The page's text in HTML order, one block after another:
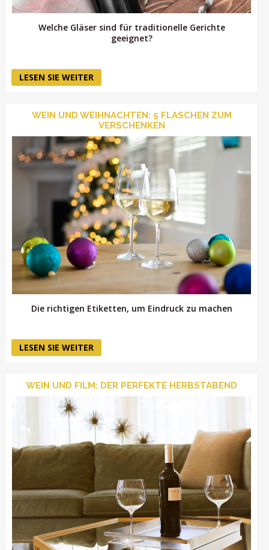
Welche Gläser sind für traditionelle Gerichte
geeignet?
LESEN SIE WEITER
WEIN UND WEIHNACHTEN: 5 FLASCHEN ZUM
VERSCHENKEN
Die richtigen Etiketten, um Eindruck zu machen
LESEN SIE WEITER
WEIN UND FILM: DER PERFEKTE HERBSTABEND